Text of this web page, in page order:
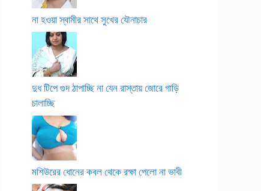
না হওয়া স্বামীর সাথে সুখের যৌনাচার
দুধ টিপে গুদ ঠাপাচ্ছি না যেন রাস্তায় জোরে গাড়ি
চালাচ্ছি
মশিউরের ধোনের কবল থেকে রক্ষা পেলো না ভাবী